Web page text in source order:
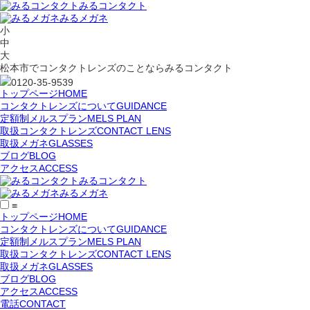
みるコンタクト
みるメガネ
小
中
大
松本市でコンタクトレンズのことならみるコンタクト
0120-35-9539
トップページHOME
コンタクトレンズについてGUIDANCE
定額制メルスプランMELS PLAN
取扱コンタクトレンズCONTACT LENS
取扱メガネGLASSES
ブログBLOG
アクセスACCESS
みるコンタクト
みるメガネ
≡
トップページHOME
コンタクトレンズについてGUIDANCE
定額制メルスプランMELS PLAN
取扱コンタクトレンズCONTACT LENS
取扱メガネGLASSES
ブログBLOG
アクセスACCESS
電話CONTACT